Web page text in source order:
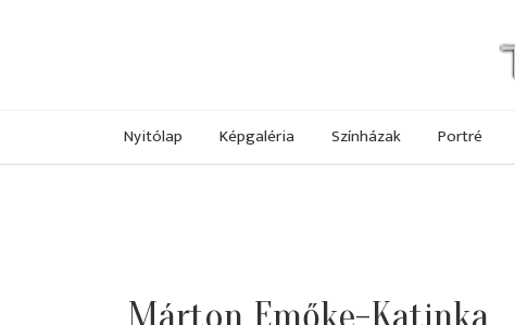
Nyitólap Képgaléria Színházak Portré
Márton Emőke-Katinka